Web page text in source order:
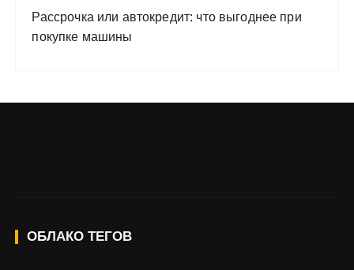
Рассрочка или автокредит: что выгоднее при
покупке машины
ОБЛАКО ТЕГОВ